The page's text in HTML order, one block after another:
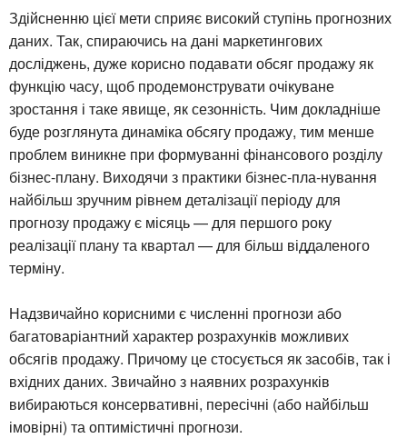
Здійсненню цієї мети сприяє високий ступінь прогнозних
даних. Так, спираючись на дані маркетингових
досліджень, дуже корисно подавати обсяг продажу як
функцію часу, щоб продемонструвати очікуване
зростання і таке явище, як сезонність. Чим докладніше
буде розглянута динаміка обсягу продажу, тим менше
проблем виникне при формуванні фінансового розділу
бізнес-плану. Виходячи з практики бізнес-пла-нування
найбільш зручним рівнем деталізації періоду для
прогнозу продажу є місяць — для першого року
реалізації плану та квартал — для більш віддаленого
терміну.
Надзвичайно корисними є численні прогнози або
багатоваріантний характер розрахунків можливих
обсягів продажу. Причому це стосується як засобів, так і
вхідних даних. Звичайно з наявних розрахунків
вибираються консервативні, пересічні (або найбільш
імовірні) та оптимістичні прогнози.